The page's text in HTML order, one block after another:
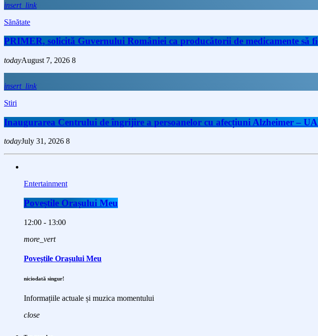
insert_link
Sănătate
PRIMER, solicită Guvernului României ca producătorii de medicamente să
todayAugust 7, 2026 8
insert_link
Stiri
Inaugurarea Centrului de îngrijire a persoanelor cu afecțiuni Alzheimer –
todayJuly 31, 2026 8
Entertainment
Poveştile Oraşului Meu
12:00 - 13:00
more_vert
Poveştile Oraşului Meu
niciodată singur!
Informațiile actuale și muzica momentului
close